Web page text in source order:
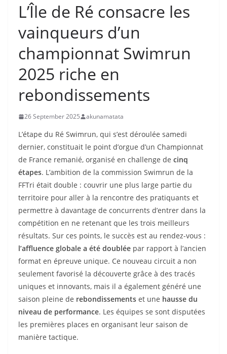
L’Île de Ré consacre les
vainqueurs d’un
championnat Swimrun
2025 riche en
rebondissements
26 September 2025 akunamatata
L’étape du Ré Swimrun, qui s’est déroulée samedi
dernier, constituait le point d’orgue d’un Championnat
de France remanié, organisé en challenge de cinq
étapes. L’ambition de la commission Swimrun de la
FFTri était double : couvrir une plus large partie du
territoire pour aller à la rencontre des pratiquants et
permettre à davantage de concurrents d’entrer dans la
compétition en ne retenant que les trois meilleurs
résultats. Sur ces points, le succès est au rendez-vous :
l’affluence globale a été doublée par rapport à l’ancien
format en épreuve unique. Ce nouveau circuit a non
seulement favorisé la découverte grâce à des tracés
uniques et innovants, mais il a également généré une
saison pleine de rebondissements et une hausse du
niveau de performance. Les équipes se sont disputées
les premières places en organisant leur saison de
manière tactique.